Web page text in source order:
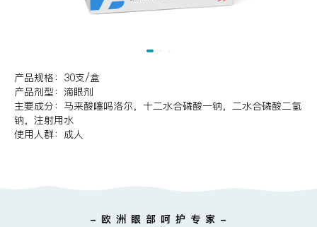
产品规格：30支/盒
产品剂型：滴眼剂
主要成分：马来酸噻吗洛尔，十二水合磷酸一钠，二水合磷酸二氢
钠，注射用水
使用人群：成人
- 欧 洲 眼 部 呵 护 专 家 -